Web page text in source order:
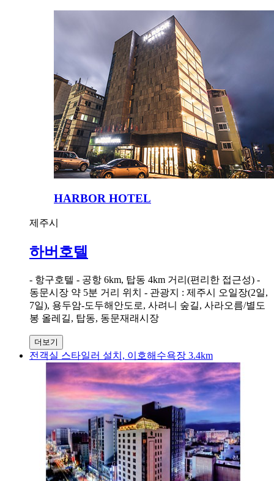
HARBOR HOTEL
제주시
하버호텔
- 항구호텔 - 공항 6km, 탑동 4km 거리(편리한 접근성) -
동문시장 약 5분 거리 위치 - 관광지 : 제주시 오일장(2일,
7일), 용두암-도두해안도로, 사려니 숲길, 사라오름/별도
봉 올레길, 탑동, 동문재래시장
더보기
전객실 스타일러 설치, 이호해수욕장 3.4km